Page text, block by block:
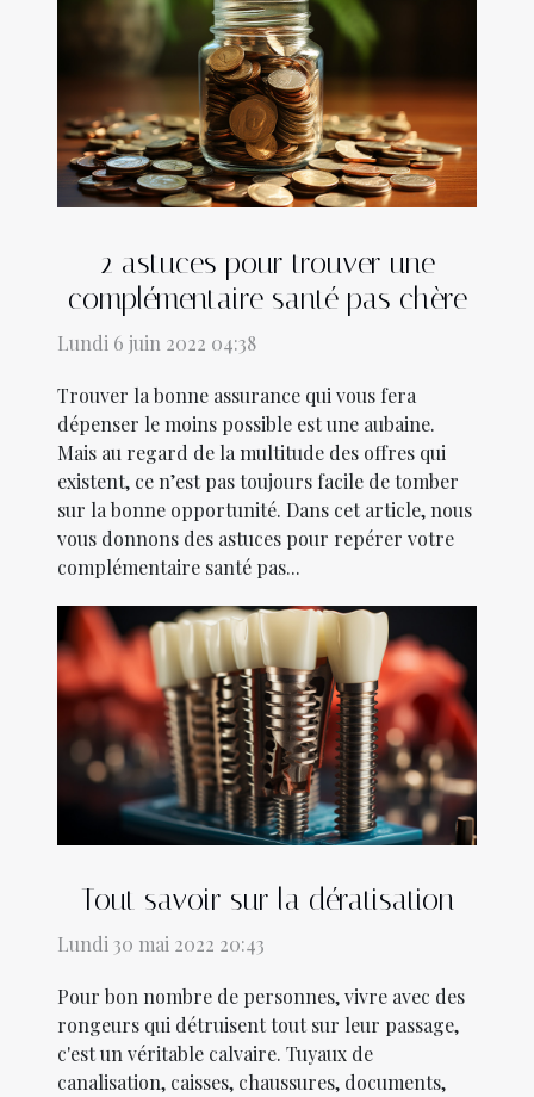
2 astuces pour trouver une
complémentaire santé pas chère
Lundi 6 juin 2022 04:38
Trouver la bonne assurance qui vous fera
dépenser le moins possible est une aubaine.
Mais au regard de la multitude des offres qui
existent, ce n’est pas toujours facile de tomber
sur la bonne opportunité. Dans cet article, nous
vous donnons des astuces pour repérer votre
complémentaire santé pas...
Tout savoir sur la dératisation
Lundi 30 mai 2022 20:43
Pour bon nombre de personnes, vivre avec des
rongeurs qui détruisent tout sur leur passage,
c'est un véritable calvaire. Tuyaux de
canalisation, caisses, chaussures, documents,